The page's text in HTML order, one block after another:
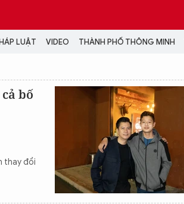
LUẬT VIDEO THÀNH PHỐ THÔNG MINH
TRÍ
VIDEO
PODCAST
ẢNH
LONGFORM
INFOGRAPHIC
LỊCH VẠN SỰ
bố
thay đổi